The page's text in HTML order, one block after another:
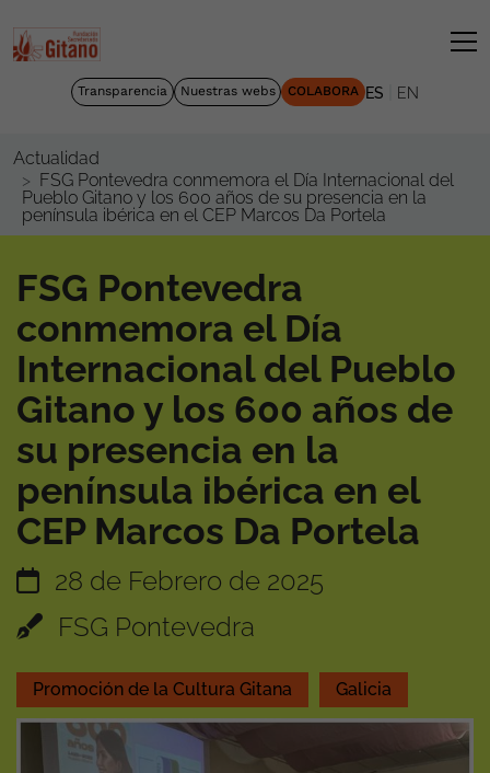
Transparencia Nuestras webs COLABORA ES EN
Actualidad
FSG Pontevedra conmemora el Día Internacional del
Pueblo Gitano y los 600 años de su presencia en la
península ibérica en el CEP Marcos Da Portela
FSG Pontevedra
conmemora el Día
Internacional del Pueblo
Gitano y los 600 años de
su presencia en la
península ibérica en el
CEP Marcos Da Portela
28 de Febrero de 2025
FSG Pontevedra
Promoción de la Cultura Gitana Galicia